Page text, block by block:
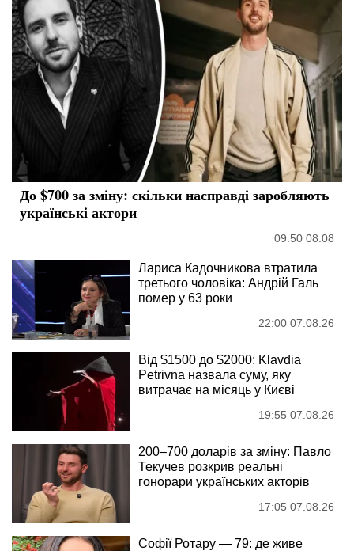
До $700 за зміну: скільки насправді заробляють
українські актори
09:50 08.08
Лариса Кадочникова втратила
третього чоловіка: Андрій Галь
помер у 63 роки
22:00 07.08.26
Від $1500 до $2000: Klavdia
Petrivna назвала суму, яку
витрачає на місяць у Києві
19:55 07.08.26
200–700 доларів за зміну: Павло
Текучев розкрив реальні
гонорари українських акторів
17:05 07.08.26
Софії Ротару — 79: де живе